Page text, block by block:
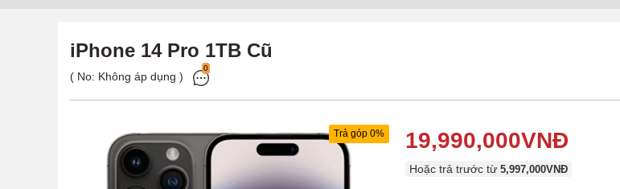
iPhone 14 Pro 1TB Cũ
( No: Không áp dụng )
0
Trả góp 0% 19,990,000VNĐ
Hoặc trả trước từ 5,997,000VNĐ